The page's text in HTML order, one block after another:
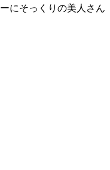
にそっくりの美人さん